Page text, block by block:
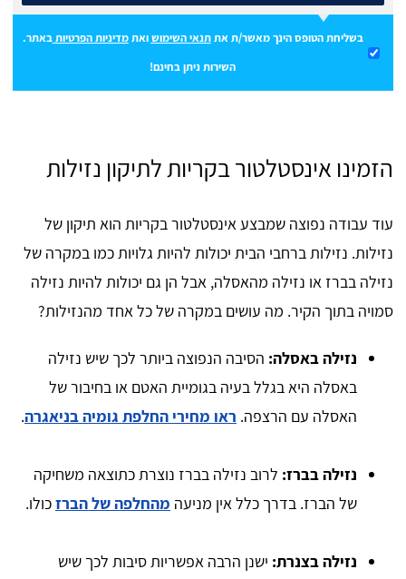
בשליחת הטופס הינך מאשר/ת אתתנאי השימושואתמדיניות הפרטיות באתר.
השירות ניתן בחינם!
הזמינו אינסטלטור בקריות לתיקון נזילות
עוד עבודה נפוצה שמבצע אינסטלטור בקריות הוא תיקון של
נזילות. נזילות ברחבי הבית יכולות להיות גלויות כמו במקרה של
נזילה בברז או נזילה מהאסלה, אבל הן גם יכולות להיות נזילה
סמויה בתוך הקיר. מה עושים במקרה של כל אחד מהנזילות?
נזילה באסלה: הסיבה הנפוצה ביותר לכך שיש נזילה
באסלה היא בגלל בעיה בגומיית האטם או בחיבור של
האסלה עם הרצפה. ראו מחירי החלפת גומיה בניאגרה.
נזילה בברז: לרוב נזילה בברז נוצרת כתוצאה משחיקה
של הברז. בדרך כלל אין מניעה מהחלפה של הברזכולו.
נזילה בצנרת: ישנן הרבה אפשריות סיבות לכך שיש